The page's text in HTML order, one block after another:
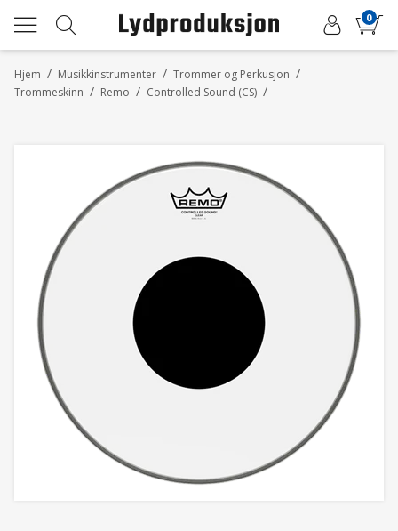
0
/
Hjem /
Musikkinstrumenter /
Trommer og Perkusjon
/
Trommeskinn /
Remo /
Controlled Sound (CS)